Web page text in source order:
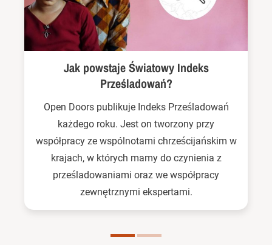
Jak powstaje Światowy Indeks
Prześladowań?
Open Doors publikuje Indeks Prześladowań
każdego roku. Jest on tworzony przy
współpracy ze wspólnotami chrześcijańskim w
krajach, w których mamy do czynienia z
prześladowaniami oraz we współpracy
zewnętrznymi ekspertami.